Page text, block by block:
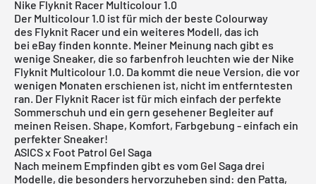
Nike Flyknit Racer Multicolour 1.0
Der Multicolour 1.0 ist für mich der beste Colourway
des Flyknit Racer und ein weiteres Modell, das ich
bei eBayfinden konnte. Meiner Meinung nach gibt es
wenige Sneaker, die so farbenfroh leuchten wie der Nike
Flyknit Multicolour 1.0. Da kommt die neue Version, die vor
wenigen Monaten erschienen ist, nicht im entferntesten
ran. Der Flyknit Racer ist für mich einfach der perfekte
Sommerschuh und ein gern gesehener Begleiter auf
meinen Reisen. Shape, Komfort, Farbgebung - einfach ein
perfekter Sneaker!
ASICS x Foot Patrol Gel Saga
Nach meinem Empfinden gibt es vom Gel Saga drei
Modelle, die besonders hervorzuheben sind: den Patta,